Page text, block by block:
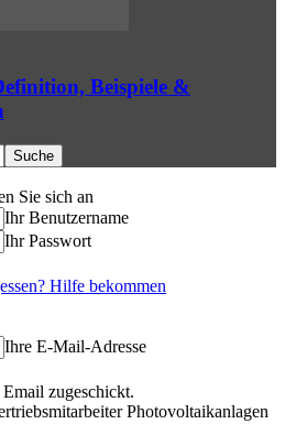
Beispiele &
Sie sich an
Ihr Benutzername
Ihr Passwort
Hilfe bekommen
Ihre E-Mail-Adresse
zugeschickt.
Photovoltaikanlagen